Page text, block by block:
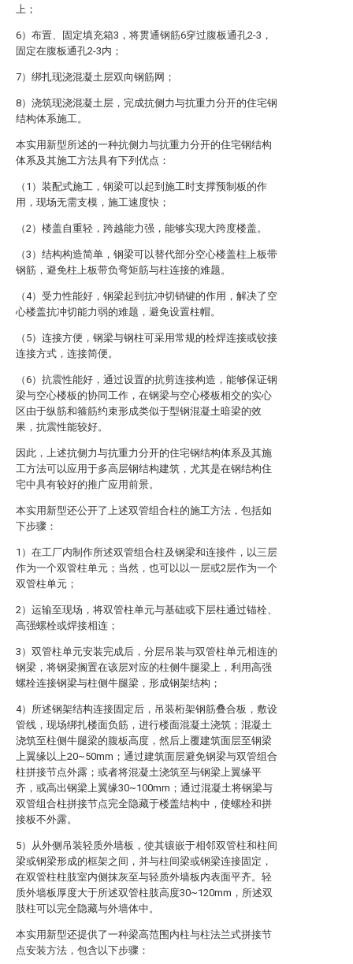
上；
6）布置、固定填充箱3，将贯通钢筋6穿过腹板通孔2-3，
固定在腹板通孔2-3内；
7）绑扎现浇混凝土层双向钢筋网；
8）浇筑现浇混凝土层，完成抗侧力与抗重力分开的住宅钢
结构体系施工。
本实用新型所述的一种抗侧力与抗重力分开的住宅钢结构
体系及其施工方法具有下列优点：
（1）装配式施工，钢梁可以起到施工时支撑预制板的作
用，现场无需支模，施工速度快；
（2）楼盖自重轻，跨越能力强，能够实现大跨度楼盖。
（3）结构构造简单，钢梁可以替代部分空心楼盖柱上板带
钢筋，避免柱上板带负弯矩筋与柱连接的难题。
（4）受力性能好，钢梁起到抗冲切销键的作用，解决了空
心楼盖抗冲切能力弱的难题，避免设置柱帽。
（5）连接方便，钢梁与钢柱可采用常规的栓焊连接或铰接
连接方式，连接简便。
（6）抗震性能好，通过设置的抗剪连接构造，能够保证钢
梁与空心楼板的协同工作，在钢梁与空心楼板相交的实心
区由于纵筋和箍筋约束形成类似于型钢混凝土暗梁的效
果，抗震性能较好。
因此，上述抗侧力与抗重力分开的住宅钢结构体系及其施
工方法可以应用于多高层钢结构建筑，尤其是在钢结构住
宅中具有较好的推广应用前景。
本实用新型还公开了上述双管组合柱的施工方法，包括如
下步骤：
1）在工厂内制作所述双管组合柱及钢梁和连接件，以三层
作为一个双管柱单元；当然，也可以以一层或2层作为一个
双管柱单元；
2）运输至现场，将双管柱单元与基础或下层柱通过锚栓、
高强螺栓或焊接相连；
3）双管柱单元安装完成后，分层吊装与双管柱单元相连的
钢梁，将钢梁搁置在该层对应的柱侧牛腿梁上，利用高强
螺栓连接钢梁与柱侧牛腿梁，形成钢架结构；
4）所述钢架结构连接固定后，吊装桁架钢筋叠合板，敷设
管线，现场绑扎楼面负筋，进行楼面混凝土浇筑；混凝土
浇筑至柱侧牛腿梁的腹板高度，然后上覆建筑面层至钢梁
上翼缘以上20~50mm；通过建筑面层避免钢梁与双管组合
柱拼接节点外露；或者将混凝土浇筑至与钢梁上翼缘平
齐，或高出钢梁上翼缘30~100mm；通过混凝土将钢梁与
双管组合柱拼接节点完全隐藏于楼盖结构中，使螺栓和拼
接板不外露。
5）从外侧吊装轻质外墙板，使其镶嵌于相邻双管柱和柱间
梁或钢梁形成的框架之间，并与柱间梁或钢梁连接固定，
在双管柱柱肢室内侧抹灰至与轻质外墙板内表面平齐。轻
质外墙板厚度大于所述双管柱肢高度30~120mm，所述双
肢柱可以完全隐藏与外墙体中。
本实用新型还提供了一种梁高范围内柱与柱法兰式拼接节
点安装方法，包含以下步骤：